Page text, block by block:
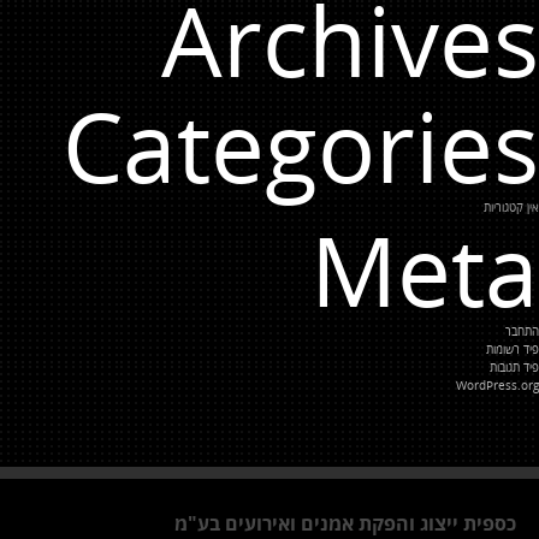
Archives
Categories
אין קטגוריות
Meta
התחבר
פיד רשומות
פיד תגובות
WordPress.org
כספית ייצוג והפקת אמנים ואירועים בע"מ